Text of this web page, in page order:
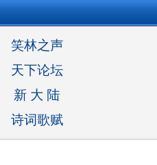
笑林之声
天下论坛
新 大 陆
诗词歌赋